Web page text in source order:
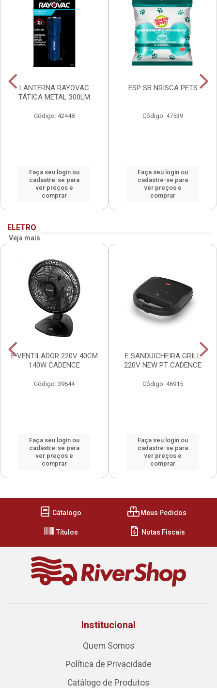
LANTERNA RAYOVAC
TÁTICA METAL 300LM
Código: 42448
Faça seu login ou
cadastre-se para
ver preços e
comprar
ESP SB NRISCA PETS
Código: 47539
Faça seu login ou
cadastre-se para
ver preços e
comprar
ELETRO
Veja mais
E VENTILADOR 220V 40CM
140W CADENCE
Código: 39644
Faça seu login ou
cadastre-se para
ver preços e
comprar
E SANDUICHEIRA GRILL
220V NEW PT CADENCE
Código: 46915
Faça seu login ou
cadastre-se para
ver preços e
comprar
Cátalogo Meus Pedidos
Títulos Notas Fiscais
Institucional
Quem Somos
Política de Privacidade
Catálogo de Produtos